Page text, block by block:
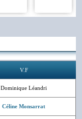
V.F
Dominique Léandri
Céline Monsarrat